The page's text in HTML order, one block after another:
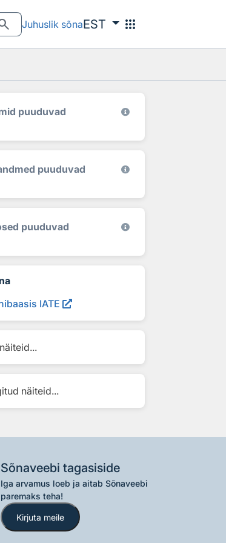
Juhuslik sõnaEST apps
puuduvad
puuduvad
puuduvad
IATE
näiteid...
Sõnaveebi tagasiside
Iga arvamus loeb ja aitab Sõnaveebi
paremaks teha!
Kirjuta meile